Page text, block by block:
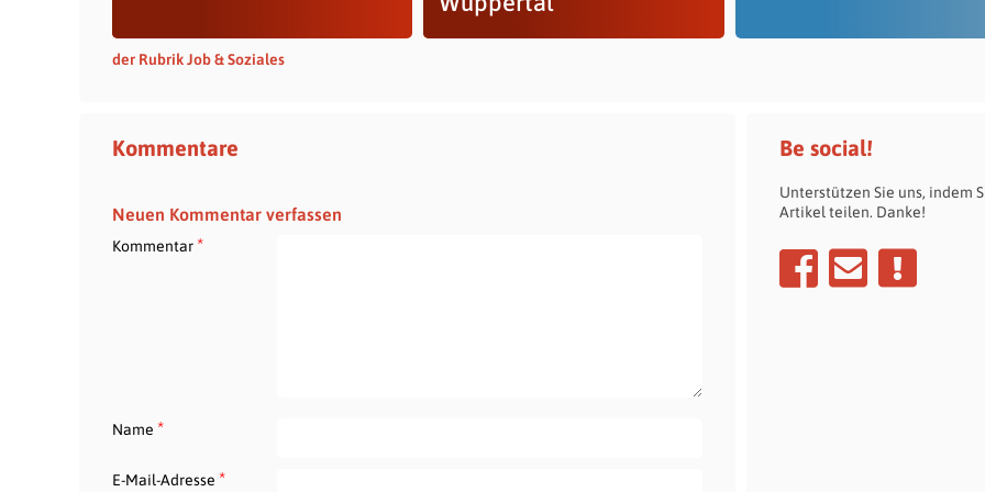
der Rubrik Job & Soziales
Kommentare
Neuen Kommentar verfassen
Kommentar*
Name *
E-Mail-Adresse *
Be social!
Unterstützen Sie uns, indem
Artikel teilen. Danke!